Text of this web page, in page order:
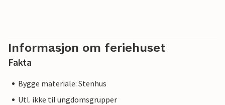
Informasjon om feriehuset
Fakta
Bygge materiale: Stenhus
Utl. ikke til ungdomsgrupper